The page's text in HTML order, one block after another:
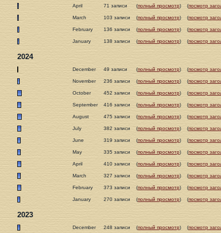
April 71 записи (полный просмотр) (посмотр
March 103 записи (полный просмотр) (посмотр
February 136 записи (полный просмотр) (посмотр
January 138 записи (полный просмотр) (посмотр
2024
December 49 записи (полный просмотр) (посмотр
November 236 записи (полный просмотр) (посмотр
October 452 записи (полный просмотр) (посмотр
September 416 записи (полный просмотр) (посмотр
August 475 записи (полный просмотр) (посмотр
July 382 записи (полный просмотр) (посмотр
June 319 записи (полный просмотр) (посмотр
May 335 записи (полный просмотр) (посмотр
April 410 записи (полный просмотр) (посмотр
March 327 записи (полный просмотр) (посмотр
February 373 записи (полный просмотр) (посмотр
January 270 записи (полный просмотр) (посмотр
2023
December 248 записи (полный просмотр) (посмотр